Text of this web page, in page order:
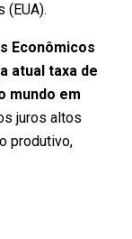
(EUA).
Econômicos
atual taxa de
mundo em
juros altos
produtivo,